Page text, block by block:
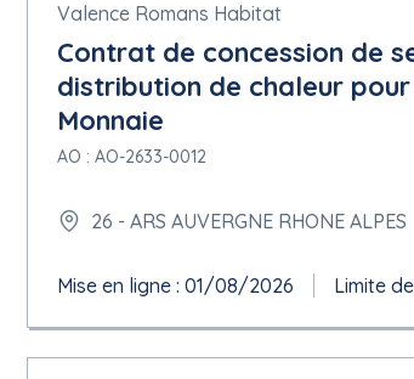
Valence Romans Habitat
Contrat de concession de
distribution de chaleur
Monnaie
AO : AO-2633-0012
26 - ARS AUVERGNE RHONE ALPES
Mise en ligne : 01/08/2026 Limite